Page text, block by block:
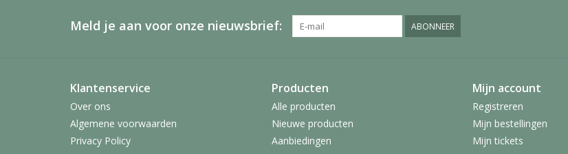
Meld je aan voor onze nieuwsbrief: ABONNEER
Klantenservice
Over ons
Algemene voorwaarden
Privacy Policy
Producten
Alle producten
Nieuwe producten
Aanbiedingen
Mijn account
Registreren
Mijn bestellingen
Mijn tickets